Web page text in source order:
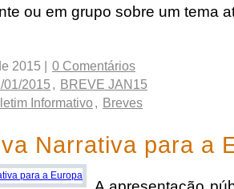
ou em grupo sobre um tema
2015 |
0 Comentários
01/2015 , BREVE JAN15
Informativo, Breves
Narrativa para a